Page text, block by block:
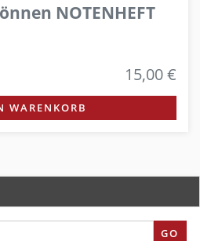
NOTENHEFT
15,00 €
WARENKORB
GO